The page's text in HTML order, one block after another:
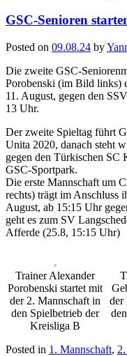
GSC-Senioren
Posted on 09.08.24 by
Die zweite GSC-
Porobenski (im Bild links)
11. August, gegen den
13 Uhr.
Der zweite Spieltag führt
Unita 2020, danach steht
gegen den Türkischen SC
GSC-Sportpark.
Die erste Mannschaft um
rechts) trägt im Anschluss
August, ab 15:15 Uhr
geht es zum SV
Afferde (25.8, 15:15 Uhr)
Trainer Alexander
Porobenski startet mit
der 2. Mannschaft in
den Spielbetrieb der
Kreisliga B
der
Posted in 1. Mannschaft,